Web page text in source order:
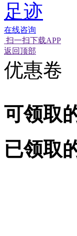
足迹
在线咨询
扫一扫下载APP
返回顶部
优惠卷
可领取
已领取